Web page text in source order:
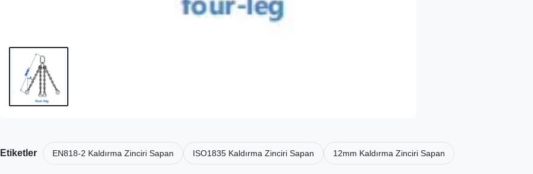
Etiketler EN818-2 Kaldırma Zinciri Sapan ISO1835 Kaldırma Zinciri Sapan 12mm Kaldırma Zinciri Sapan